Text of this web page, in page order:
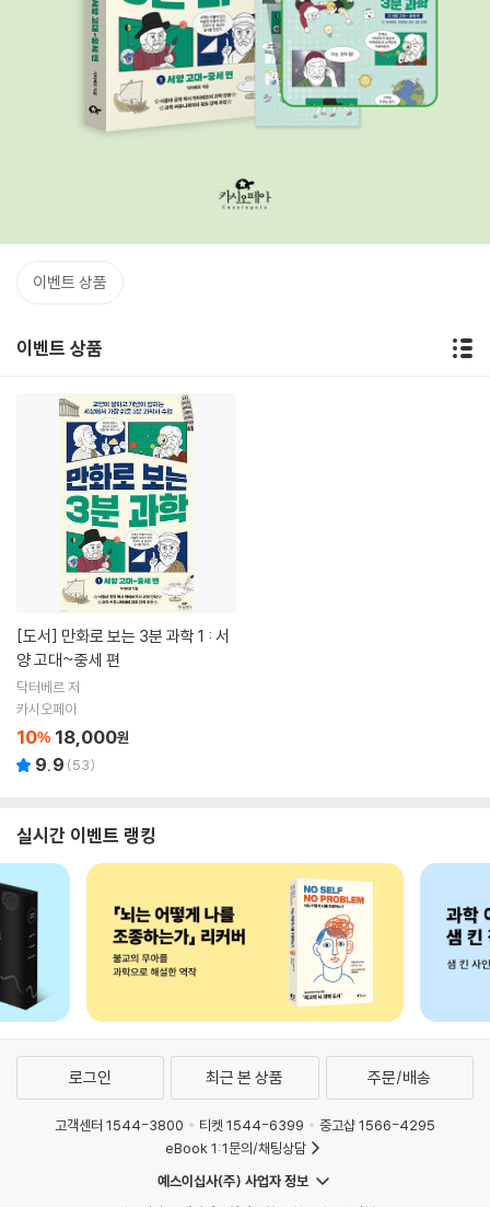
이벤트 상품
이벤트 상품
[도서]
양 고대~중세 편
닥터베르 저
카시오페아
10% 18,000원
9.9 (53)
실시간 이벤트 랭킹
로그인 최근 본 상품 주문/배송
고객센터 1544-3800 티켓 1544-6399
중고샵 1566-4295
eBook 1:1문의/채팅상담
예스이십사(주) 사업자 정보